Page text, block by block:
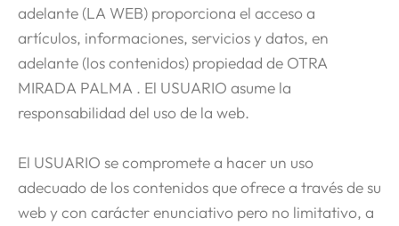
adelante (LA WEB) proporciona el acceso a
artículos, informaciones, servicios y datos, en
adelante (los contenidos) propiedad de OTRA
MIRADA PALMA . El USUARIO asume la
responsabilidad del uso de la web.
El USUARIO se compromete a hacer un uso
adecuado de los contenidos que ofrece a través de su
web y con carácter enunciativo pero no limitativo, a